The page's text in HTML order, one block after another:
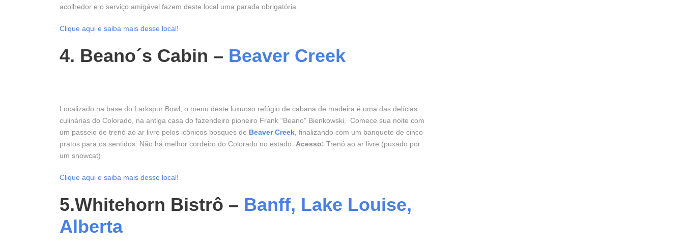
acolhedor e o serviço amigável fazem deste local uma parada obrigatória.
Clique aqui e saiba mais desse local!
4. Beano´s Cabin – Beaver Creek
Localizado na base do Larkspur Bowl, o menu deste luxuoso refúgio de cabana de madeira é uma das delícias
culinárias do Colorado, na antiga casa do fazendeiro pioneiro Frank “Beano” Bienkowski. Comece sua noite com
um passeio de trenó ao ar livre pelos icônicos bosques de Beaver Creek, finalizando com um banquete de cinco
pratos para os sentidos. Não há melhor cordeiro do Colorado no estado. Acesso: Trenó ao ar livre (puxado por
um snowcat)
Clique aqui e saiba mais desse local!
5.Whitehorn Bistrô – Banff, Lake Louise,
Alberta